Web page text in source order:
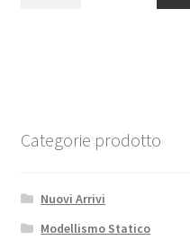
Categorie prodotto
Nuovi Arrivi
Modellismo Statico